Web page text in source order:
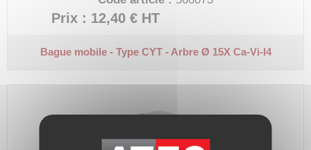
Prix : 12,40 € HT
Bague mobile - Type CYT - Arbre Ø 15XCa-Vi-I4